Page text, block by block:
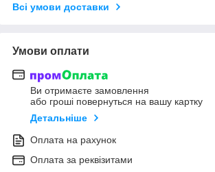
Всі умови доставки
Умови оплати
Ви отримаєте замовлення
або гроші повернуться на вашу картку
Детальніше
Оплата на рахунок
Оплата за реквізитами